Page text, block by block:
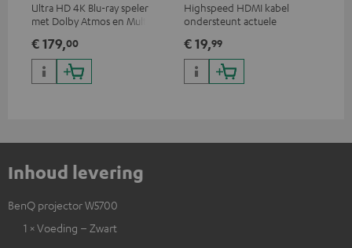
Ultra HD 4K Blu-ray speler
met Dolby Atmos en Multi
waaronder HDR10+ voor
superieure beeldkwaliteit met
levensecht contrast en
kleuren
€ 179,00
Highspeed HDMI kabel
ondersteunt actuele
4K 3D
€ 19,99
Inhoud levering
BenQ projector W5700
1 × Voeding – Zwart